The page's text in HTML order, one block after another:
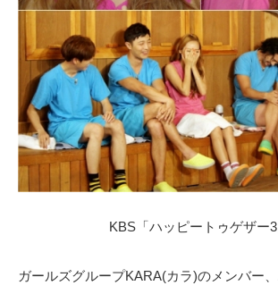
KBS「ハッピートゥゲザー3
ガールズグループKARA(カラ)のメンバー